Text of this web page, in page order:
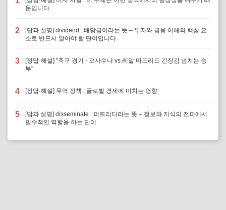
문입니다.
2
[답과 설명] dividend : 배당금이라는 뜻 – 투자와 금융 이해의 핵심 요
소로 반드시 알아야 할 단어입니다
3
[정답·해설] "축구 경기 - 오사수나 vs 레알 마드리드 긴장감 넘치는 승
부"
4 [정답·해설] 무역 정책 : 글로벌 경제에 미치는 영향
5
[답과 설명] disseminate : 퍼뜨리다라는 뜻 – 정보와 지식의 전파에서
필수적인 역할을 하는 단어